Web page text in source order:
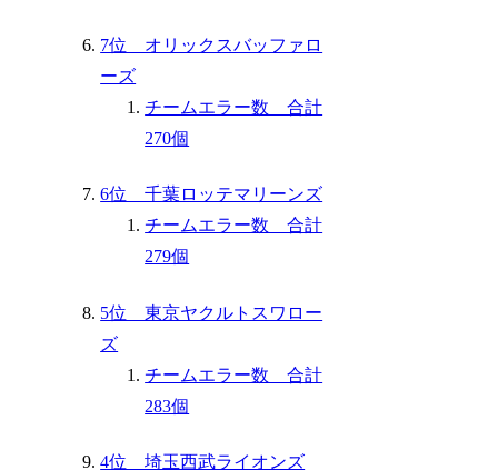
7位 オリックスバッファロ
ーズ
チームエラー数 合計
270個
6位 千葉ロッテマリーンズ
チームエラー数 合計
279個
5位 東京ヤクルトスワロー
ズ
チームエラー数 合計
283個
4位 埼玉西武ライオンズ